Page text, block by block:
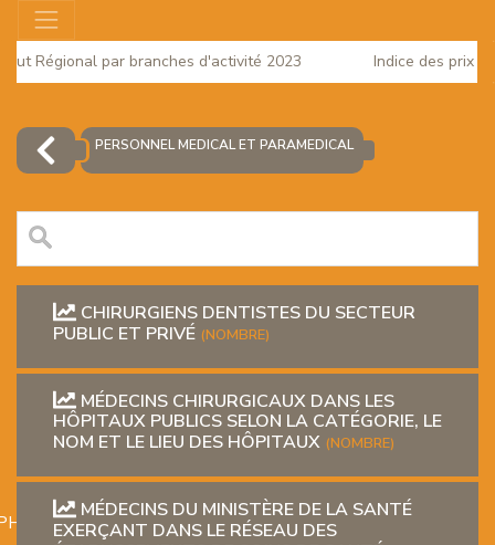
Régional par branches d'activité 2023
Indice des prix à
PERSONNEL MEDICAL ET PARAMEDICAL
CHIRURGIENS DENTISTES DU SECTEUR
PUBLIC ET PRIVÉ (NOMBRE)
MÉDECINS CHIRURGICAUX DANS LES
HÔPITAUX PUBLICS SELON LA CATÉGORIE, LE
NOM ET LE LIEU DES HÔPITAUX (NOMBRE)
MÉDECINS DU MINISTÈRE DE LA SANTÉ
EXERÇANT DANS LE RÉSEAU DES